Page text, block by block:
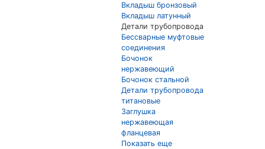
Вкладыш бронзовый
Вкладыш латунный
Детали трубопровода
Бессварные муфтовые
соединения
Бочонок
нержавеющий
Бочонок стальной
Детали трубопровода
титановые
Заглушка
нержавеющая
фланцевая
Показать еще